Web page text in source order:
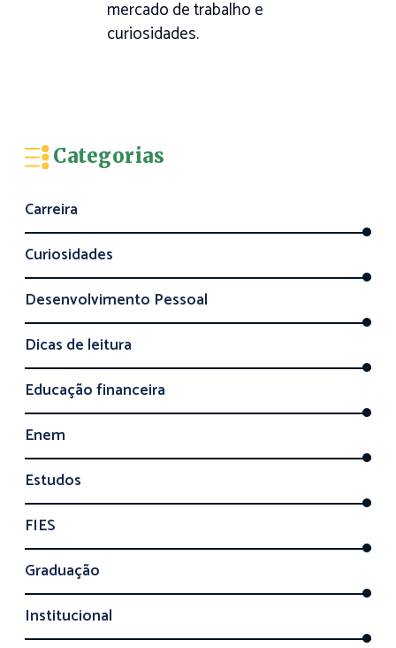
mercado de trabalho e
curiosidades.
Categorias
Carreira
Curiosidades
Desenvolvimento Pessoal
Dicas de leitura
Educação financeira
Enem
Estudos
FIES
Graduação
Institucional